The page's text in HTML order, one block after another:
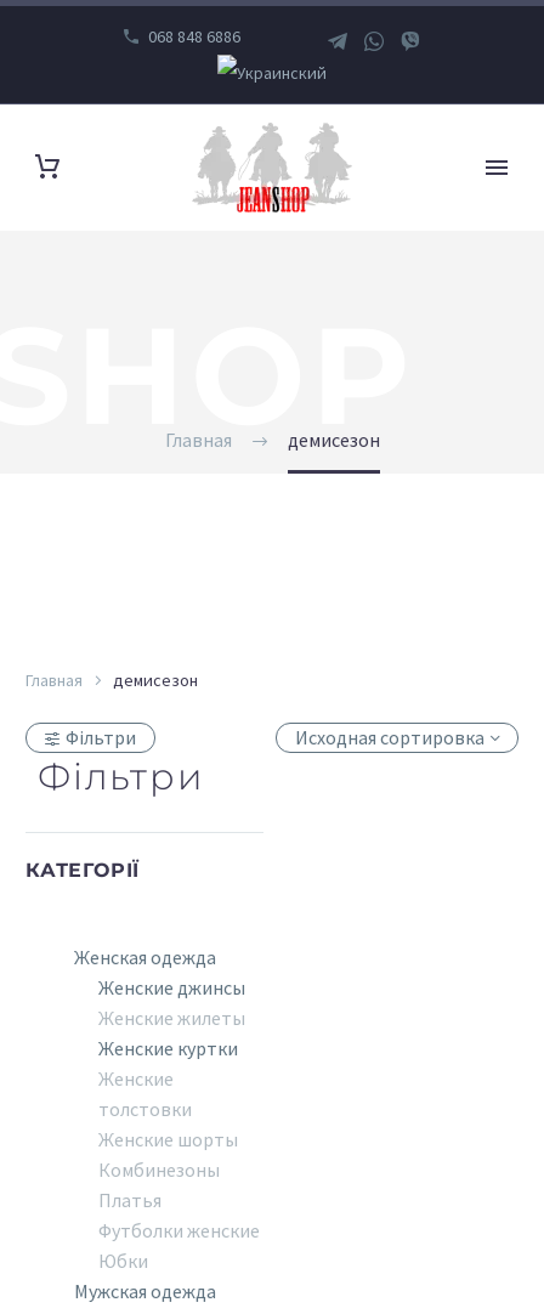
068 848 6886
Главная демисезон
Главная демисезон
Фільтри
Фільтри
КАТЕГОРІЇ
Женская одежда
Женские джинсы
Женские жилеты
Женские куртки
Женские
толстовки
Женские шорты
Комбинезоны
Платья
Футболки женские
Юбки
Мужская одежда
Исходная сортировка